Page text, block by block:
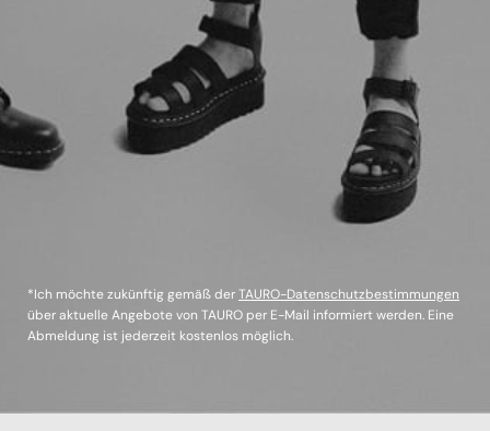
*Ich möchte zukünftig gemäß derTAURO-Datenschutzbestimmungen
über aktuelle Angebote von TAURO per E-Mail informiert werden. Eine
Abmeldung ist jederzeit kostenlos möglich.